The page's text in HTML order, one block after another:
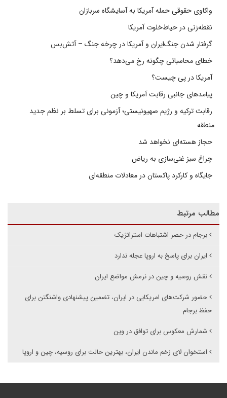
واکاوی حقوقی حمله آمریکا به آسایشگاه سربازان
نقطه‌زنی در حیاط‌خلوت آمریکا
گرفتار شدن جنگ‌ایران و آمریکا در چرخه جنگ – آتش‌بس
خطای محاسباتی چگونه رخ می‌دهد؟
آمریکا در پی چیست؟
پیامدهای جانبی رقابت آمریکا و چین
رقابت ترکیه و رژیم صهیونیستی؛ آزمونی برای تسلط بر نظم جدید
منطقه
حجاز هسته‌ای نخواهد شد
چراغ سبز غنی‌سازی به ریاض
جایگاه و کارکرد پاکستان در معادلات منطقه‌ای
مطالب مرتبط
برجام در حصر اشتباهات استراتژیک
ایران برای پاسخ به اروپا عجله ندارد
نقش روسیه و چین در نرمش مواضع ایران
حضور شرکت‌های امریکایی در ایران، تضمین پیشنهادی واشنگتن برای
حفظ برجام
شمارش معکوس برای توافق در وین
استخوان لای زخم ماندن ایران، بهترین حالت برای روسیه، چین و اروپا